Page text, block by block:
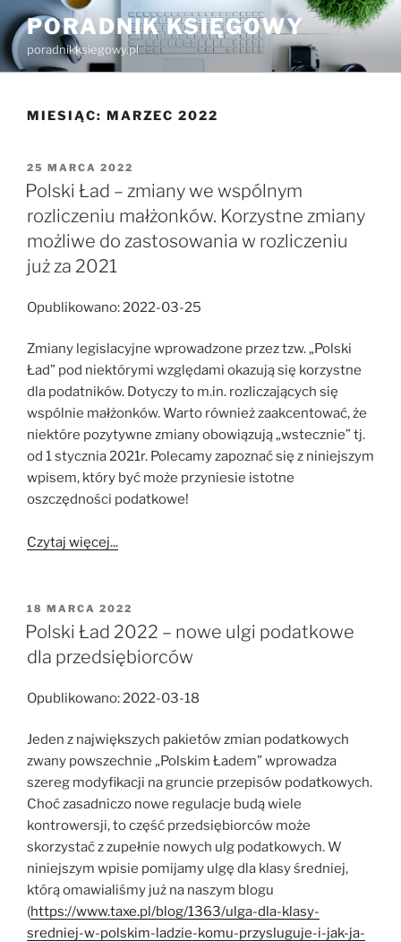
Przejdź
do
treści
PORADNIK KSIĘGOWY
poradnikksiegowy.pl
MIESIĄC: MARZEC 2022
OPUBLIKOWANE
W
25 MARCA 2022
Polski Ład – zmiany we wspólnym
rozliczeniu małżonków. Korzystne zmiany
możliwe do zastosowania w rozliczeniu
już za 2021
Opublikowano: 2022-03-25
Zmiany legislacyjne wprowadzone przez tzw. „Polski
Ład” pod niektórymi względami okazują się korzystne
dla podatników. Dotyczy to m.in. rozliczających się
wspólnie małżonków. Warto również zaakcentować, że
niektóre pozytywne zmiany obowiązują „wstecznie” tj.
od 1 stycznia 2021r. Polecamy zapoznać się z niniejszym
wpisem, który być może przyniesie istotne
oszczędności podatkowe!
Czytaj więcej...
OPUBLIKOWANE
W
18 MARCA 2022
Polski Ład 2022 – nowe ulgi podatkowe
dla przedsiębiorców
Opublikowano: 2022-03-18
Jeden z największych pakietów zmian podatkowych
zwany powszechnie „Polskim Ładem” wprowadza
szereg modyfikacji na gruncie przepisów podatkowych.
Choć zasadniczo nowe regulacje budą wiele
kontrowersji, to część przedsiębiorców może
skorzystać z zupełnie nowych ulg podatkowych. W
niniejszym wpisie pomijamy ulgę dla klasy średniej,
którą omawialiśmy już na naszym blogu
(https://www.taxe.pl/blog/1363/ulga-dla-klasy-
sredniej-w-polskim-ladzie-komu-przysluguje-i-jak-ja-